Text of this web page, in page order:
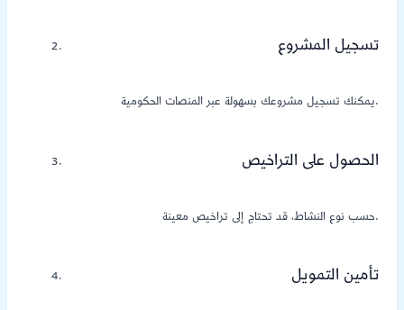
تسجيل المشروع
يمكنك تسجيل مشروعك بسهولة عبر المنصات الحكومية.
الحصول على التراخيص
حسب نوع النشاط، قد تحتاج إلى تراخيص معينة.
تأمين التمويل